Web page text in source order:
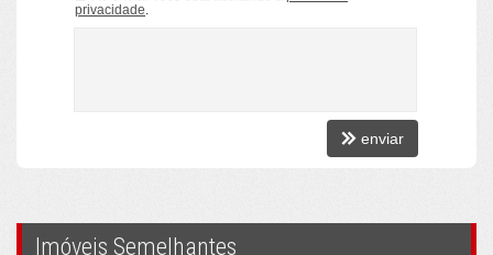
privacidade
enviar
Imóveis Semelhantes